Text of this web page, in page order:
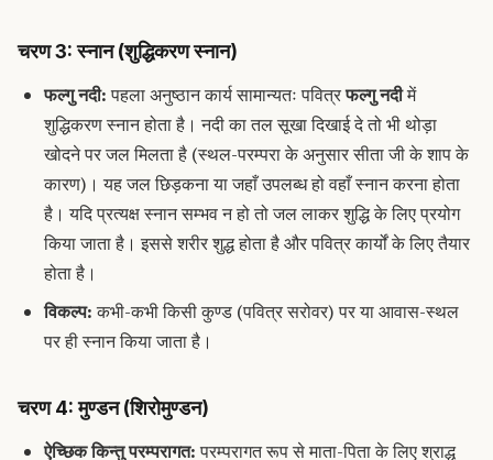
चरण 3: स्नान (शुद्धिकरण स्नान)
फल्गु नदी:पहला अनुष्ठान कार्य सामान्यतः पवित्रफल्गु नदीमें
शुद्धिकरण स्नान होता है। नदी का तल सूखा दिखाई दे तो भी थोड़ा
खोदने पर जल मिलता है (स्थल-परम्परा के अनुसार सीता जी के शाप के
कारण)। यह जल छिड़कना या जहाँ उपलब्ध हो वहाँ स्नान करना होता
है। यदि प्रत्यक्ष स्नान सम्भव न हो तो जल लाकर शुद्धि के लिए प्रयोग
किया जाता है। इससे शरीर शुद्ध होता है और पवित्र कार्यों के लिए तैयार
होता है।
विकल्प:कभी-कभी किसी कुण्ड (पवित्र सरोवर) पर या आवास-स्थल
पर ही स्नान किया जाता है।
चरण 4: मुण्डन (शिरोमुण्डन)
ऐच्छिक किन्तु परम्परागत:परम्परागत रूप से माता-पिता के लिए श्राद्ध